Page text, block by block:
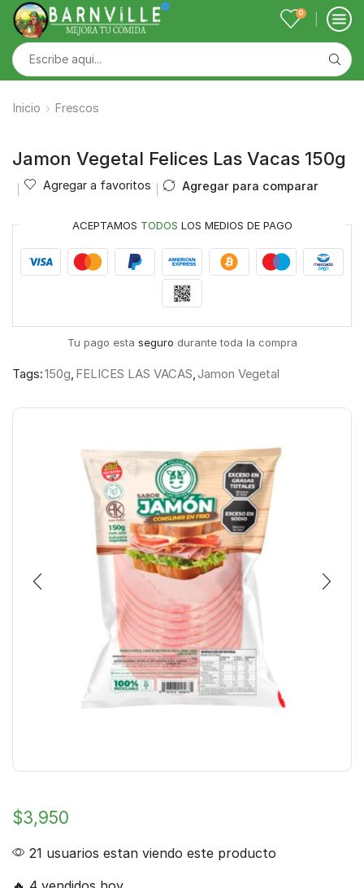
0
Inicio Frescos
Jamon Vegetal Felices Las Vacas 150g
Agregar a favoritos Agregar para comparar
ACEPTAMOS TODOS LOS MEDIOS DE PAGO
Tu pago esta seguro durante toda la compra
Tags:150g, FELICES LAS VACAS,Jamon Vegetal
$3,950
21 usuarios estan viendo este producto